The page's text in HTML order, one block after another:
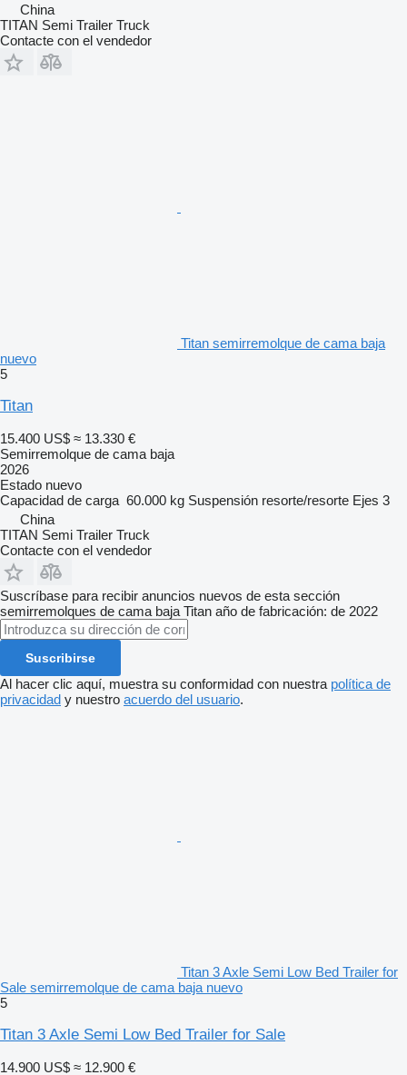
China
TITAN Semi Trailer Truck
Contacte con el vendedor
Titan semirremolque de cama baja
nuevo
5
Titan
15.400 US$ ≈ 13.330 €
Semirremolque de cama baja
2026
Estado nuevo
Capacidad de carga 60.000 kg Suspensión resorte/resorte Ejes 3
China
TITAN Semi Trailer Truck
Contacte con el vendedor
Suscríbase para recibir anuncios nuevos de esta sección
semirremolques de cama baja Titan año de fabricación: de 2022
Suscribirse
Al hacer clic aquí, muestra su conformidad con nuestra política de
privacidad y nuestro acuerdo del usuario.
Titan 3 Axle Semi Low Bed Trailer for
Sale semirremolque de cama baja nuevo
5
Titan 3 Axle Semi Low Bed Trailer for Sale
14.900 US$ ≈ 12.900 €